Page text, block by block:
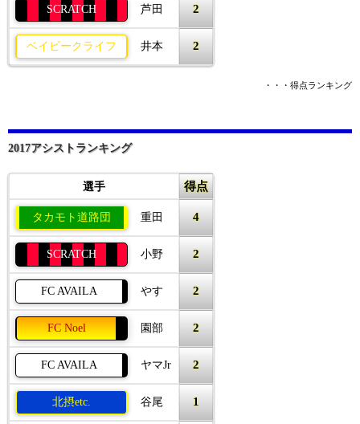
SCRATCH 芦田 2
ベイビークライフ 井本 2
・・・得点ランキング
2017アシストランキング
選手 得点
タカモト道路団 重田 4
SCRATCH 小野 2
FC AVAILA やす 2
FC Noel 園部 2
FC AVAILA ヤマJr 2
北摂etc. 谷尾 1